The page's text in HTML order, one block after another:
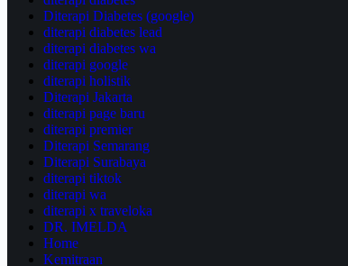
Diterapi Diabetes (google)
diterapi diabetes lead
diterapi diabetes wa
diterapi google
diterapi holistik
Diterapi Jakarta
diterapi page baru
diterapi premier
Diterapi Semarang
Diterapi Surabaya
diterapi tiktok
diterapi wa
diterapi x traveloka
DR. IMELDA
Home
Kemitraan